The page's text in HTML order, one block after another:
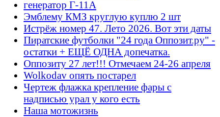
генератор Г-11А
Эмблему КМЗ круглую куплю 2 шт
Истрёж номер 47. Лето 2026. Вот эти даты
Пиратские футболки "24 года Оппозит.ру" -
остатки + ЕЩЁ ОДНА допечатка.
Оппозиту 27 лет!!! Отмечаем 24-26 апреля
Wolkodav опять постарел
Чертеж флажка крепление фары с
надписью урал у кого есть
Наша мотожизнь